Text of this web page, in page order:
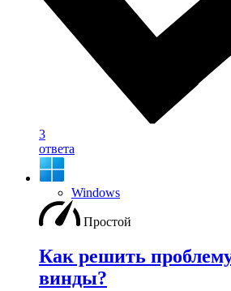
3
ответа
Windows
Простой
Как решить
винды?